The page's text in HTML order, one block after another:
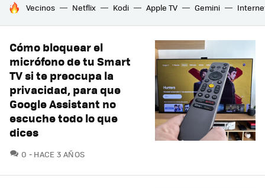
HOY SE HABLA DE
Vecinos Netflix Kodi Apple TV Gemini
Cómo bloquear el
micrófono de tu Smart
TV si te preocupa la
privacidad, para que
Google Assistant no
escuche todo lo que
dices
0 COMENTARIOS
HACE 3 AÑOS